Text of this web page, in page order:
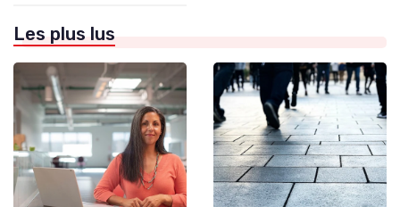
Les plus lus